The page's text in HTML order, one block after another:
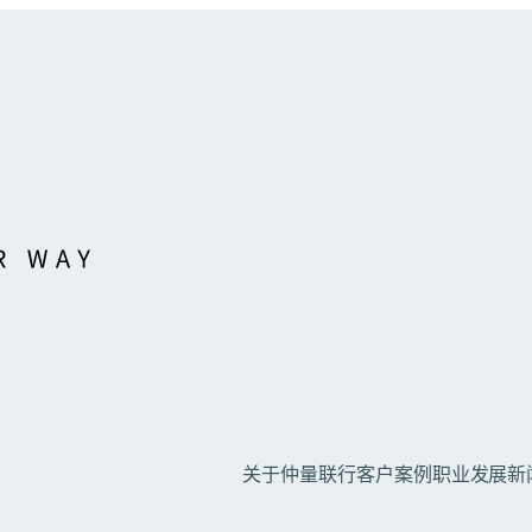
关于仲量联行客户案例职业发展新